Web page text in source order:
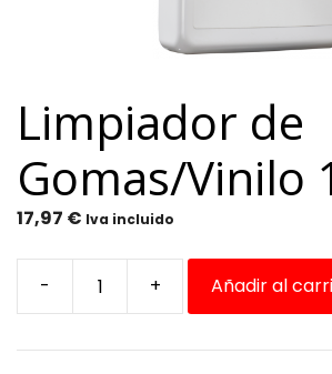
Limpiador de
Gomas/Vinilo
17,97 € Iva incluido
-
Limpiador
Gomas/Vinilo
+ Añadir al